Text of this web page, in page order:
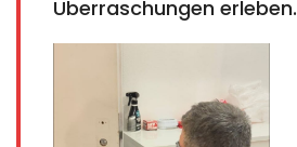
Überraschungen erleben.